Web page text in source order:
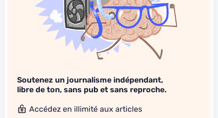
Soutenez un journalisme indépendant,
libre de ton, sans pub et sans reproche.
Accédez en illimité aux articles